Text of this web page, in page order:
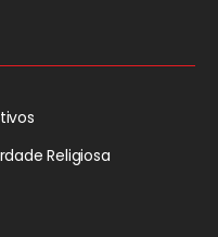
Religiosa